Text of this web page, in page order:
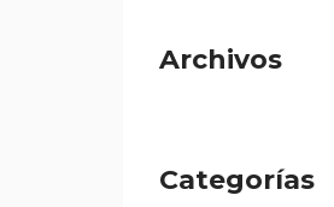
Archivos
Categorías